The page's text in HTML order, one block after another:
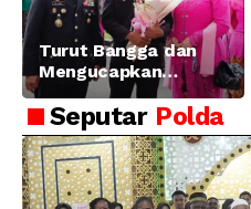
Turut Bangga dan
Mengucapkan
Selamat dan Sukses
Atas Pelantikan
Putra Brigjen Pol Drs,
A.M Kamal. Sebagai
Perwira Polri Lulusan
AKPOL 2026
Seputar Polda